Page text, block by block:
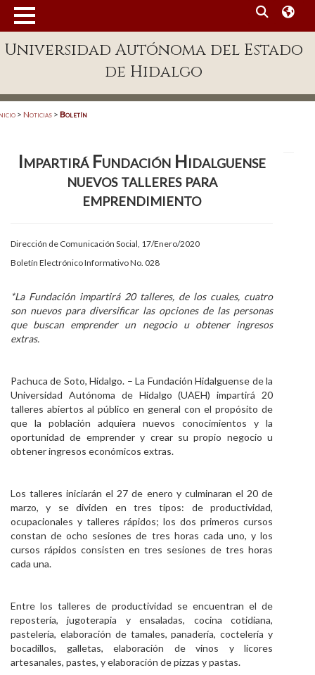
Enlaces
Patronato
Acreditación Internacional
Aspirantes
Personal
Visitantes
Universidad Autónoma del Estado
de Hidalgo
> Noticias > Boletín
Impartirá Fundación Hidalguense
nuevos talleres para
emprendimiento
Dirección de Comunicación Social, 17/Enero/2020
Boletín Electrónico Informativo No. 028
*La Fundación impartirá 20 talleres, de los cuales, cuatro
son nuevos para diversificar las opciones de las personas
que buscan emprender un negocio u obtener ingresos
extras.
Pachuca de Soto, Hidalgo. – La Fundación Hidalguense de la
Universidad Autónoma de Hidalgo (UAEH) impartirá 20
talleres abiertos al público en general con el propósito de
que la población adquiera nuevos conocimientos y la
oportunidad de emprender y crear su propio negocio u
obtener ingresos económicos extras.
Los talleres iniciarán el 27 de enero y culminaran el 20 de
marzo, y se dividen en tres tipos: de productividad,
ocupacionales y talleres rápidos; los dos primeros cursos
constan de ocho sesiones de tres horas cada uno, y los
cursos rápidos consisten en tres sesiones de tres horas
cada una.
Entre los talleres de productividad se encuentran el de
repostería, jugoterapia y ensaladas, cocina cotidiana,
pastelería, elaboración de tamales, panadería, coctelería y
bocadillos, galletas, elaboración de vinos y licores
artesanales, pastes, y elaboración de pizzas y pastas.